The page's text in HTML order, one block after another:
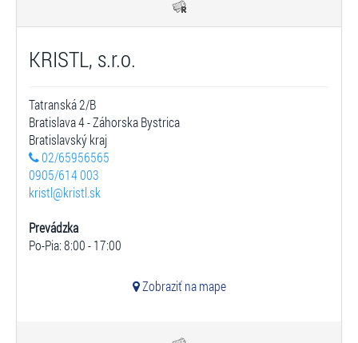
KRISTL, s.r.o.
Tatranská 2/B
Bratislava 4 - Záhorska Bystrica
Bratislavský kraj
02/65956565
0905/614 003
kristl@kristl.sk
Prevádzka
Po-Pia: 8:00 - 17:00
Zobraziť na mape